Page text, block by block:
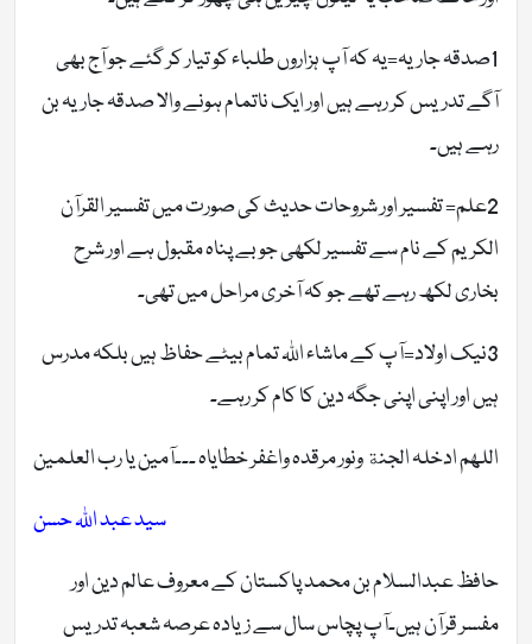
1صدقہ جاریہ=یہ کہ آپ ہزاروں طلباء کو تیار کر گئے جو آج بھی
آگے تدریس کر رہے ہیں اور ایک ناتمام ہونے والا صدقہ جاریہ بن
رہے ہیں۔
2علم= تفسیر اور شروحات حدیث کی صورت میں تفسیر القرآن
الکریم کے نام سے تفسیر لکھی جو بے پناہ مقبول ہے اور شرح
بخاری لکھ رہے تھے جو کہ آخری مراحل میں تھی۔
3نیک اولاد=آپ کے ماشاء اللہ تمام بیٹے حفاظ ہیں بلکہ مدرس
ہیں اور اپنی اپنی جگہ دین کا کام کر رہے۔
اللھم ادخلہ الجنة ونور مرقدہ واغفر خطایاہ ۔۔۔آمین یا رب العلمین
سید عبد اللہ حسن
حافظ عبدالسلام بن محمد پاکستان کے معروف عالم دین اور
مفسر قرآن ہیں۔آپ پچاس سال سے زیادہ عرصہ شعبہ تدریس